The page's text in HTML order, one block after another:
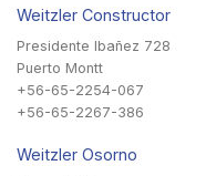
Weitzler Constructor
Presidente Ibañez 728
Puerto Montt
+56-65-2254-067
+56-65-2267-386
Weitzler Osorno